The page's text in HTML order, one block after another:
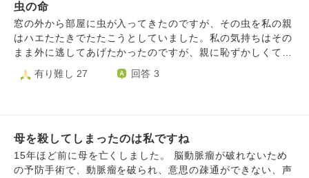
虫の命
窓の外から部屋に虫が入ってきたのですが、その虫を私の親
はハエたたきでたたこうとしていました。私の気持ちはその
まま外に逃してあげたかったのですが、親に恥ずかしくてそ
ういうことも言えず、私はただただ虫がたたかれるのを見る
しかなかったです。結局虫はたたかれて、ティッシュで包み
という行為はやはり、間違っていたのでしょうか？また、こ
の件で、何かイベント等を控えようかと思うのですが、これ
は間違っていますか？
有り難し 27 回答 3
母を殺してしまったのは私ですね
15年ほど前に母を亡くしました。 脳動脈瘤が破れないため
の予防手術で、動脈瘤を破られ、意思の疎通ができない、声